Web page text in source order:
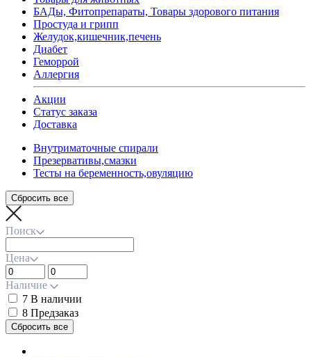
БАДы, Фитопрепараты, Товары здорового питания
Простуда и грипп
Желудок,кишечник,печень
Диабет
Геморрой
Аллергия
Акции
Статус заказа
Доставка
Внутриматочные спирали
Презервативы,смазки
Тесты на беременность,овуляцию
Поиск
Цена
Наличие
7 В наличии
8 Предзаказ